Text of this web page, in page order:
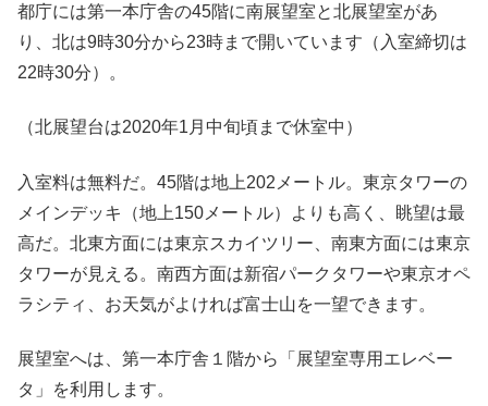
都庁の南展望室で現代芸術家で名誉都民の草間弥生さんが
デザインしたグランドピアノのお披露目会を開いた。ピア
室は訪日客を含め年間200万人が訪れており、都は音楽を
引用：日本経済新聞
都庁には第一本庁舎の45階に南展望室と北展望室があ
り、北は9時30分から23時まで開いています（入室締切は
22時30分）。
（北展望台は2020年1月中旬頃まで休室中）
入室料は無料だ。45階は地上202メートル。東京タワーの
メインデッキ（地上150メートル）よりも高く、眺望は最
高だ。北東方面には東京スカイツリー、南東方面には東京
タワーが見える。南西方面は新宿パークタワーや東京オペ
ラシティ、お天気がよければ富士山を一望できます。
展望室へは、第一本庁舎１階から「展望室専用エレベー
タ」を利用します。